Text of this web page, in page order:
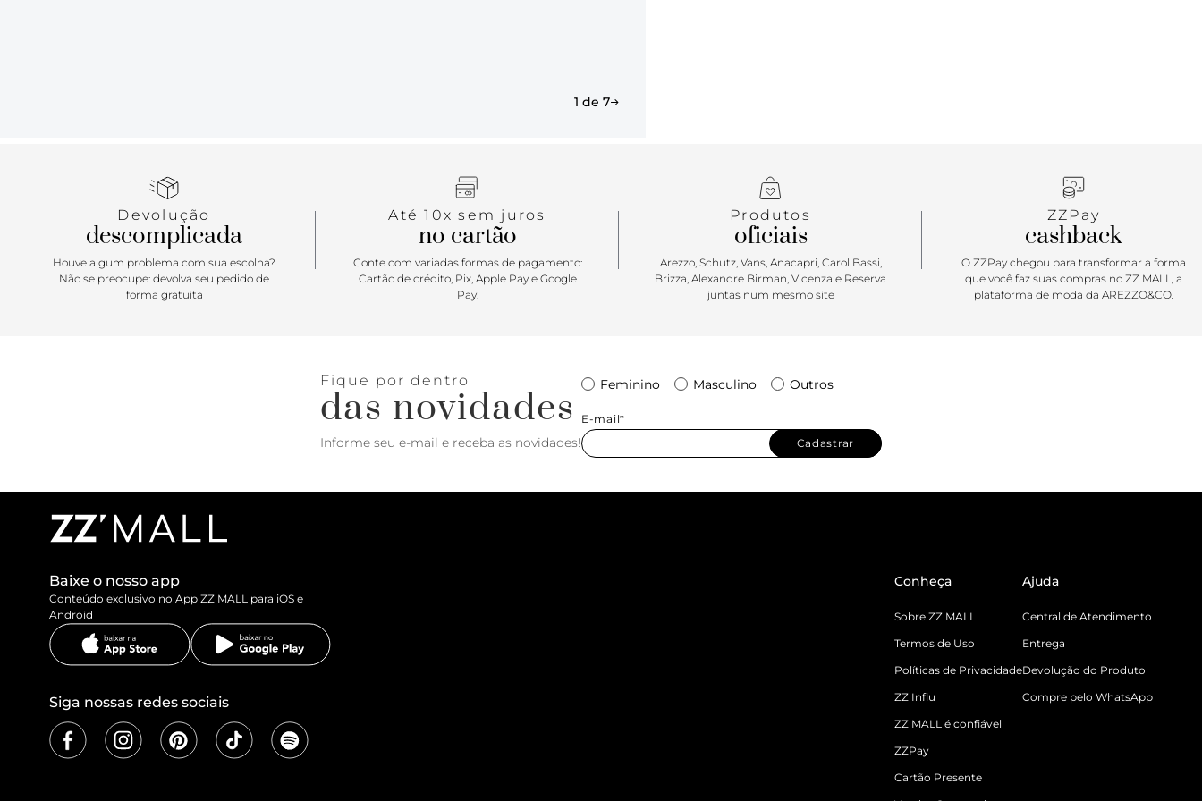
1 de 7
Devolução
descomplicada
Houve algum problema com sua escolha?
Não se preocupe: devolva seu pedido de
forma gratuita
Até 10x sem juros
no cartão
Conte com variadas formas de pagamento:
Cartão de crédito, Pix, Apple Pay e Google
Pay.
Produtos
oficiais
Arezzo, Schutz, Vans, Anacapri, Carol Bassi,
Brizza, Alexandre Birman, Vicenza e Reserva
juntas num mesmo site
ZZPay
cashback
O ZZPay chegou para transformar a forma
que você faz suas compras no ZZ MALL, a
plataforma de moda da AREZZO&CO.
Fique por dentro
das novidades
Informe seu e-mail e receba as novidades!
Feminino Masculino Outros
E-mail*
Cadastrar
Baixe o nosso app
Conteúdo exclusivo no App ZZ MALL para iOS e
Android
Siga nossas redes sociais
Conheça
Sobre ZZ MALL
Termos de Uso
Políticas de Privacidade
ZZ Influ
ZZ MALL é confiável
ZZPay
Cartão Presente
Ajuda
Central de Atendimento
Entrega
Devolução do Produto
Compre pelo WhatsApp